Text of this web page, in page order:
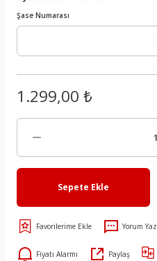
Şase Numarası
1.299,00 ₺
Sepete Ekle
Yorum Yaz
Fiyatı Alarmı Paylaş